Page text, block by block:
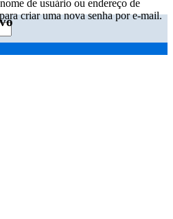
de usuário ou endereço de
criar uma nova senha por e-mail.